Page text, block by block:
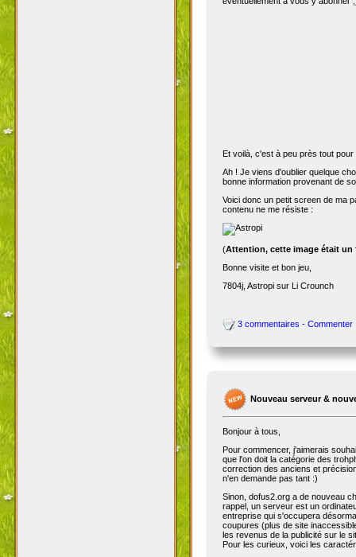
Et voilà, c'est à peu près tout
Ah ! Je viens d'oublier quelque
bonne information provenant de
Voici donc un petit screen de ma
contenu ne me résiste :
(Attention, cette image était un
Bonne visite et bon jeu,
7804j, Astropi sur Li Crounch
3 commentaires - Commenter
Nouveau serveur &
Bonjour à tous,
Pour commencer, j'aimerais
que l'on doit la catégorie des
correction des anciens et
n'en demande pas tant :)
Sinon, dofus2.org a de nouveau
rappel, un serveur est un
entreprise qui s'occupera
coupures (plus de site
les revenus de la publicité sur le
Pour les curieux, voici les